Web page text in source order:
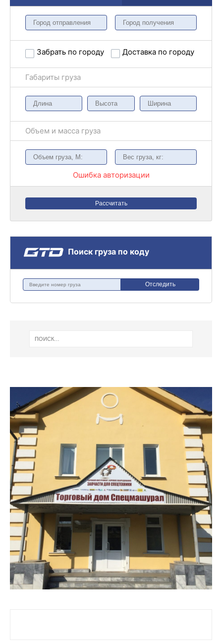
Забрать по городу Доставка по городу
Габариты груза
Объем и масса груза
Ошибка авторизации
Рассчитать
Поиск груза по коду
Отследить